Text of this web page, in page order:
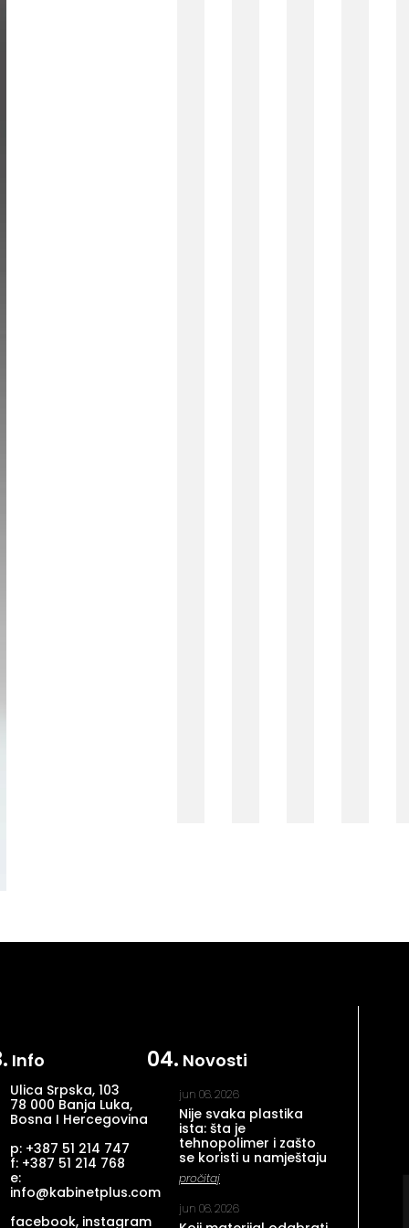
Info
Ulica Srpska, 103
78 000 Banja Luka,
Bosna I Hercegovina
p: +387 51 214 747
f: +387 51 214 768
e:
info@kabinetplus.com
facebook, instagram
04. Novosti
jun 06. 2026
Nije svaka plastika
ista: šta je
tehnopolimer i zašto
se koristi u namještaju
pročitaj
jun 06. 2026